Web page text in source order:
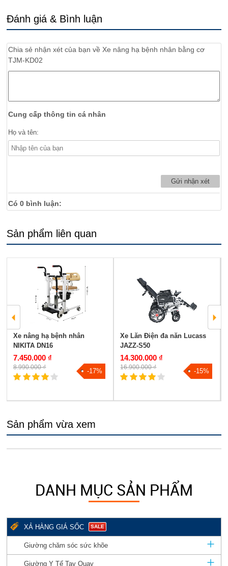
Đánh giá & Bình luận
Chia sẻ nhận xét của bạn về Xe nâng hạ bệnh nhân bằng cơ
TJM-KD02
Cung cấp thông tin cá nhân
Họ và tên:
Có0 bình luận:
Sản phẩm liên quan
Xe nâng hạ bệnh nhân
NIKITA DN16
7.450.000 ₫
8.990.000 ₫
-17%
Xe Lăn Điện đa năn Lucass
JAZZ-S50
14.300.000 ₫
16.900.000 ₫
-15%
Sản phẩm vừa xem
DANH MỤC SẢN PHẨM
XẢ HÀNG GIÁ SỐC SALE
Giường chăm sóc sức khõe
Giường Y Tế Tay Quay